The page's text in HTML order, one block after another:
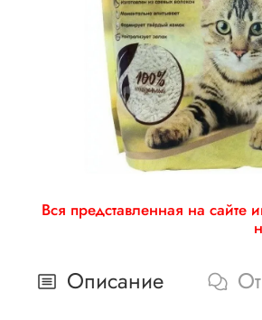
Вся представленная на сайте
Описание